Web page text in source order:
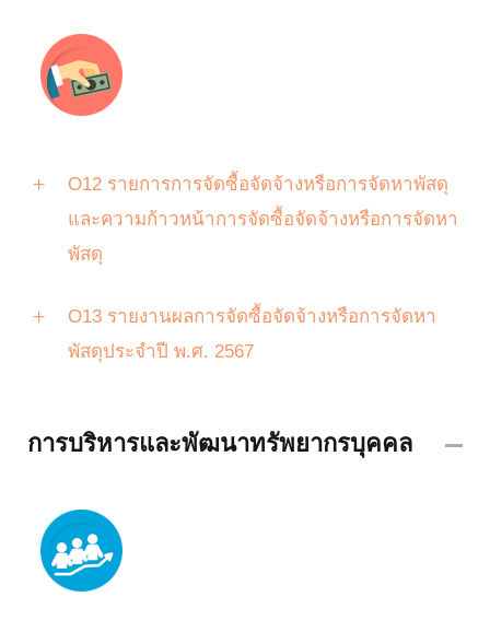
O12 รายการการจัดซื้อจัดจ้างหรือการจัดหาพัสดุ
และความก้าวหน้าการจัดซื้อจัดจ้างหรือการจัดหา
พัสดุ
O13 รายงานผลการจัดซื้อจัดจ้างหรือการจัดหา
พัสดุประจำปี พ.ศ. 2567
การบริหารและพัฒนาทรัพยากรบุคคล